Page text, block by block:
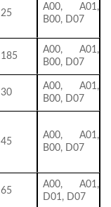
25
A00, A01,
B00, D07
185
A00, A01,
B00, D07
30
A00, A01,
B00, D07
45
A00, A01,
B00, D07
65
A00, A01,
D01, D07